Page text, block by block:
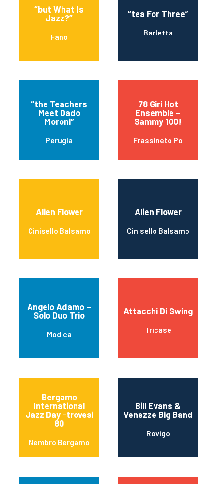
“but What Is
Jazz?”
Fano
“tea For Three”
Barletta
“the Teachers
Meet Dado
Moroni”
Perugia
78 Giri Hot
Ensemble –
Sammy 100!
Frassineto Po
Alien Flower
Cinisello Balsamo
Alien Flower
Cinisello Balsamo
Angelo Adamo –
Solo Duo Trio
Modica
Attacchi Di Swing
Tricase
Bergamo
International
Jazz Day -trovesi
80
Nembro Bergamo
Bill Evans &
Venezze Big Band
Rovigo